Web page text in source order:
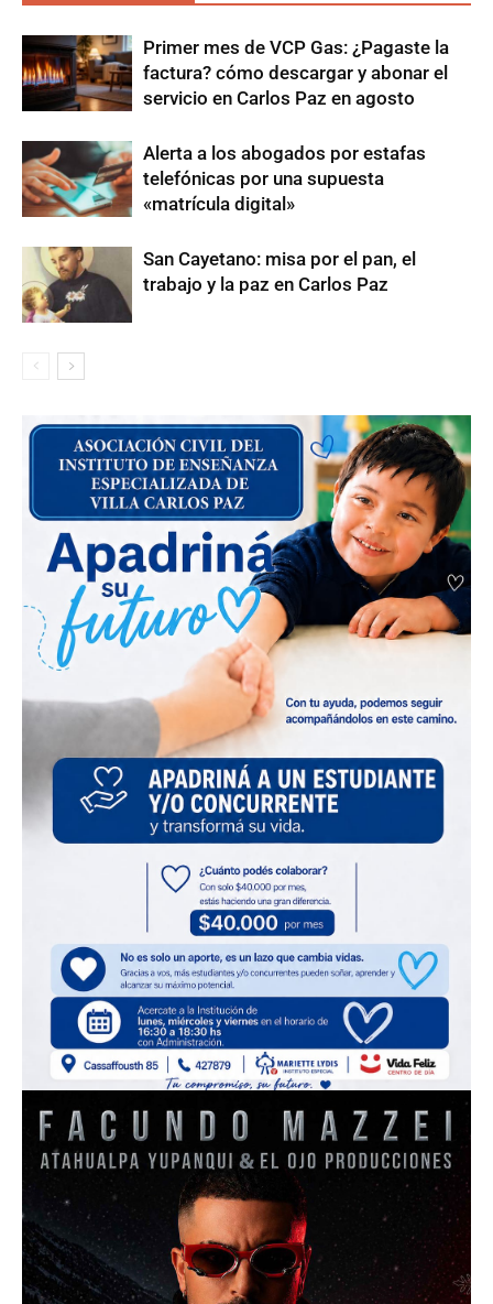
Primer mes de VCP Gas: ¿Pagaste la
factura? cómo descargar y abonar el
servicio en Carlos Paz en agosto
Alerta a los abogados por estafas
telefónicas por una supuesta
«matrícula digital»
San Cayetano: misa por el pan, el
trabajo y la paz en Carlos Paz